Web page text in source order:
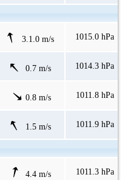
3.1.0 m/s 1015.0 hPa
0.7 m/s 1014.3 hPa
0.8 m/s 1011.8 hPa
1.5 m/s 1011.9 hPa
4.4 m/s 1011.3 hPa